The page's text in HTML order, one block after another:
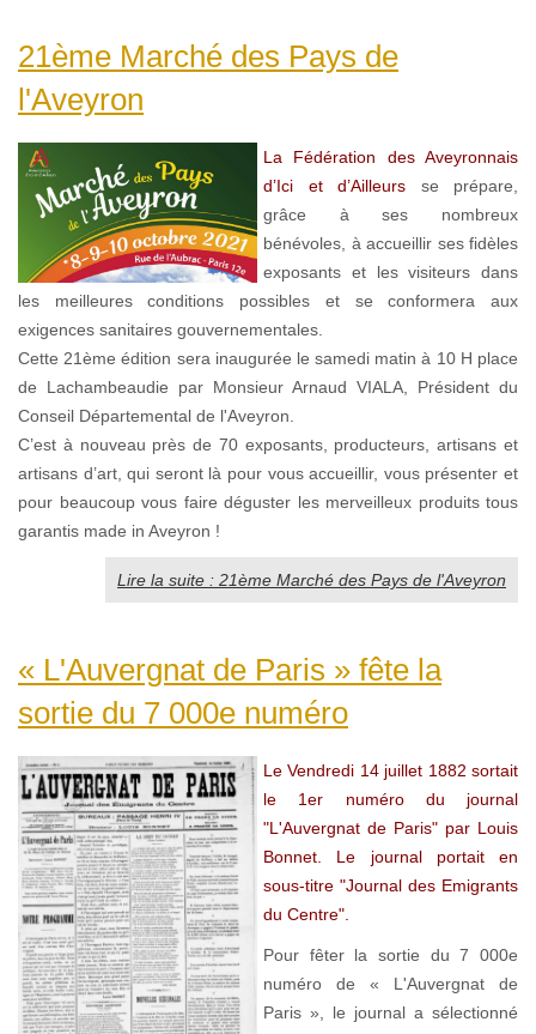
21ème Marché des Pays de
l'Aveyron
La Fédération des Aveyronnais
d’Ici et d’Ailleurs se prépare,
grâce à ses nombreux
bénévoles, à accueillir ses fidèles
exposants et les visiteurs dans
les meilleures conditions possibles et se conformera aux
exigences sanitaires gouvernementales.
Cette 21ème édition sera inaugurée le samedi matin à 10 H place
de Lachambeaudie par Monsieur Arnaud VIALA, Président du
Conseil Départemental de l'Aveyron.
C’est à nouveau près de 70 exposants, producteurs, artisans et
artisans d’art, qui seront là pour vous accueillir, vous présenter et
pour beaucoup vous faire déguster les merveilleux produits tous
garantis made in Aveyron !
Lire la suite : 21ème Marché des Pays de l'Aveyron
« L'Auvergnat de Paris » fête la
sortie du 7 000e numéro
Le Vendredi 14 juillet 1882 sortait
le
1er numéro du journal
"L'Auvergnat de Paris" par Louis
Bonnet. Le journal portait en
sous-titre "Journal des Emigrants
du Centre".
Pour fêter la sortie du 7 000e
numéro de « L'Auvergnat de
Paris », le journal a sélectionné